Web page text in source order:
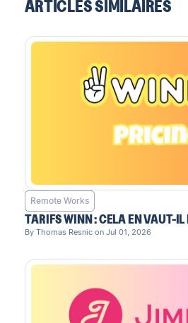
ARTICLES SIMILAIRES
Remote Works
TARIFS WINN : CELA EN VAUT-
By Thomas Resnic on Jul 01, 2026